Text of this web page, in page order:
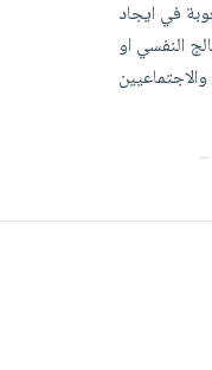
في ايجاد
النفسي او